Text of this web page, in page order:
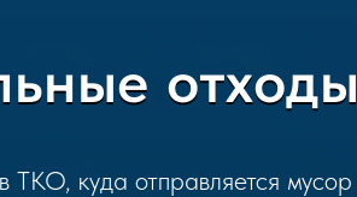
отходы
ТКО, куда отправляется мусор